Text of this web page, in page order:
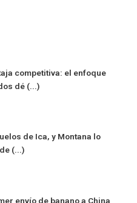
competitiva: el enfoque
dé (...)
de Ica, y Montana lo
(...)
envío de banano a China